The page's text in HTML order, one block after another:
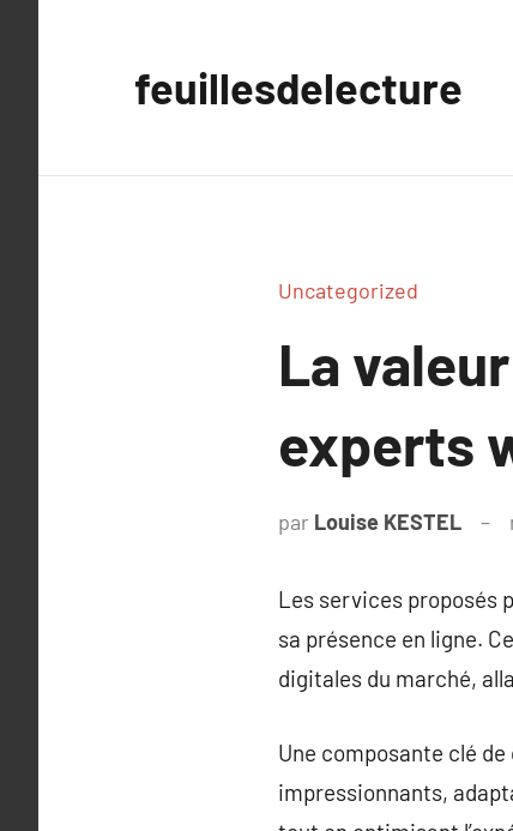
feuillesdelecture
Uncategorized
La
experts
par Louise KESTEL
Les services proposés
sa présence en ligne.
digitales du marché,
Une composante clé
impressionnants,